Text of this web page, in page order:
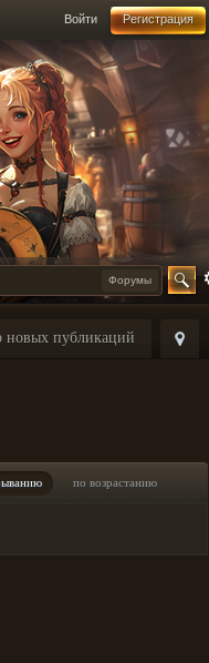
Войти Регистрация
Форумы
новых публикаций
по возрастанию